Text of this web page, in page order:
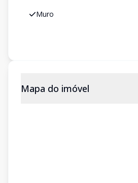
Muro
Mapa do imóvel